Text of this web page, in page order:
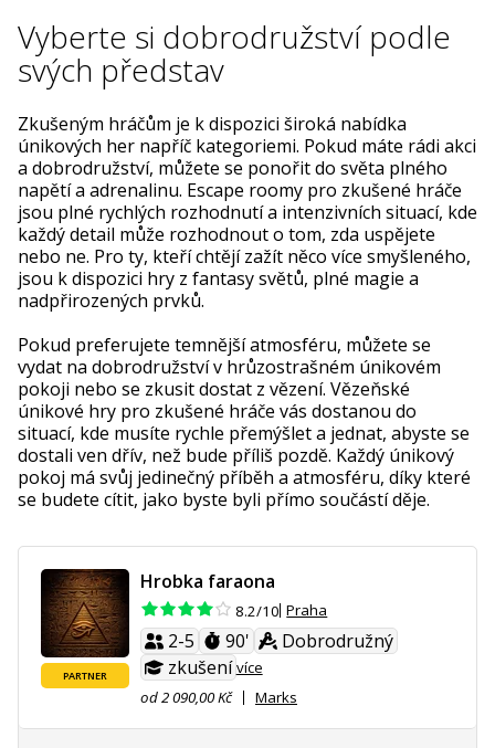
Vyberte si dobrodružství podle
svých představ
Zkušeným hráčům je k dispozici široká nabídka
únikových her napříč kategoriemi. Pokud máte rádi akci
a dobrodružství, můžete se ponořit do světa plného
napětí a adrenalinu. Escape roomy pro zkušené hráče
jsou plné rychlých rozhodnutí a intenzivních situací, kde
každý detail může rozhodnout o tom, zda uspějete
nebo ne. Pro ty, kteří chtějí zažít něco více smyšleného,
jsou k dispozici hry z fantasy světů, plné magie a
nadpřirozených prvků.
Pokud preferujete temnější atmosféru, můžete se
vydat na dobrodružství v hrůzostrašném únikovém
pokoji nebo se zkusit dostat z vězení. Vězeňské
únikové hry pro zkušené hráče vás dostanou do
situací, kde musíte rychle přemýšlet a jednat, abyste se
dostali ven dřív, než bude příliš pozdě. Každý únikový
pokoj má svůj jedinečný příběh a atmosféru, díky které
se budete cítit, jako byste byli přímo součástí děje.
PARTNER
Hrobka faraona
8.2/10 Praha
2-5 90'
Dobrodružný
zkušení více
od 2 090,00 Kč
Marks